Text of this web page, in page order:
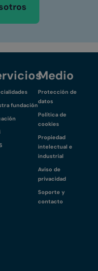
fundación
Medio
Protección de
datos
Política de
cookies
Propiedad
intelectual e
industrial
Aviso de
privacidad
Soporte y
contacto